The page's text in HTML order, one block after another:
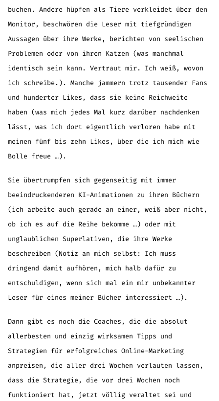
buchen. Andere hüpfen als Tiere verkleidet über den
Monitor, beschwören die Leser mit tiefgründigen
Aussagen über ihre Werke, berichten von seelischen
Problemen oder von ihren Katzen (was manchmal
identisch sein kann. Vertraut mir. Ich weiß, wovon
ich schreibe.). Manche jammern trotz tausender Fans
und hunderter Likes, dass sie keine Reichweite
haben (was mich jedes Mal kurz darüber nachdenken
lässt, was ich dort eigentlich verloren habe mit
meinen fünf bis zehn Likes, über die ich mich wie
Bolle freue …).
Sie übertrumpfen sich gegenseitig mit immer
beeindruckenderen KI-Animationen zu ihren Büchern
(ich arbeite auch gerade an einer, weiß aber nicht,
ob ich es auf die Reihe bekomme …) oder mit
unglaublichen Superlativen, die ihre Werke
beschreiben (Notiz an mich selbst: Ich muss
dringend damit aufhören, mich halb dafür zu
entschuldigen, wenn sich mal ein mir unbekannter
Leser für eines meiner Bücher interessiert …).
Dann gibt es noch die Coaches, die die absolut
allerbesten und einzig wirksamen Tipps und
Strategien für erfolgreiches Online-Marketing
anpreisen, die aller drei Wochen verlauten lassen,
dass die Strategie, die vor drei Wochen noch
funktioniert hat, jetzt völlig veraltet sei und